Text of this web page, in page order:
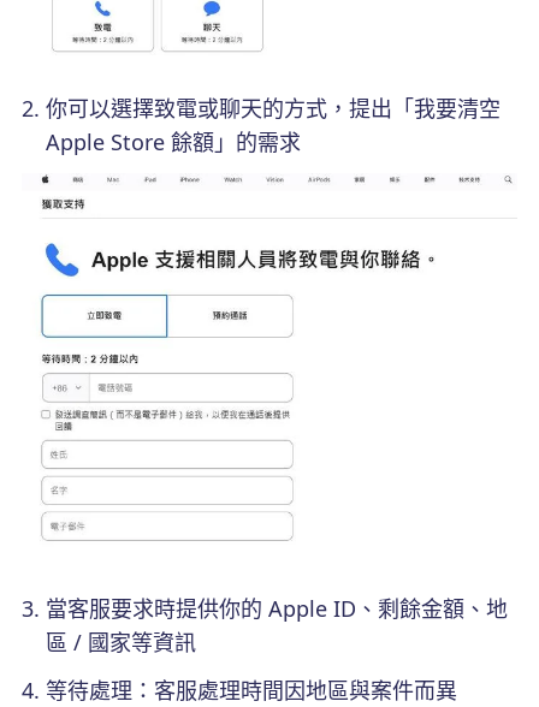
你可以選擇致電或聊天的方式，提出「我要清空
Apple Store 餘額」的需求
當客服要求時提供你的 Apple ID、剩餘金額、地
區 / 國家等資訊
等待處理：客服處理時間因地區與案件而異